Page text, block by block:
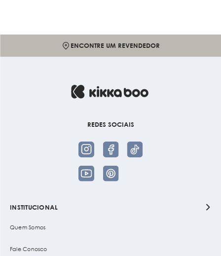
ENCONTRE UM REVENDEDOR
REDES SOCIAIS
INSTITUCIONAL
Quem Somos
Fale Conosco